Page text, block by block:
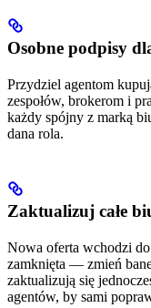
Osobne podpisy
Przydziel agentom
zespołów, brokerom i
każdy spójny z marką
dana rola.
Zaktualizuj całe
Nowa oferta wchodzi do
zamknięta — zmień
zaktualizują się
agentów, by sami